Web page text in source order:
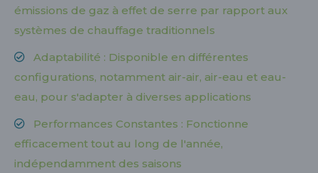
émissions de gaz à effet de serre par rapport aux
systèmes de chauffage traditionnels
Adaptabilité : Disponible en différentes
configurations, notamment air-air, air-eau et eau-
eau, pour s'adapter à diverses applications
Performances Constantes : Fonctionne
efficacement tout au long de l'année,
indépendamment des saisons